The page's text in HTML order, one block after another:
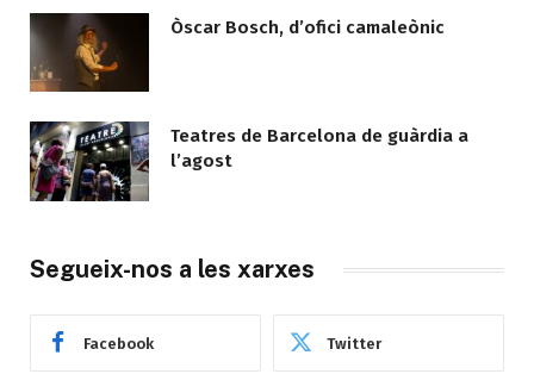
Òscar Bosch, d’ofici camaleònic
Teatres de Barcelona de guàrdia a
l’agost
Segueix-nos a les xarxes
Facebook Twitter